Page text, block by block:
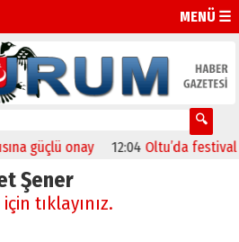
MENÜ ☰
onay 12:04 Oltu’da festival
Şener
tıklayınız.